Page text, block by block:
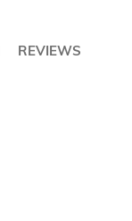
REVIEWS